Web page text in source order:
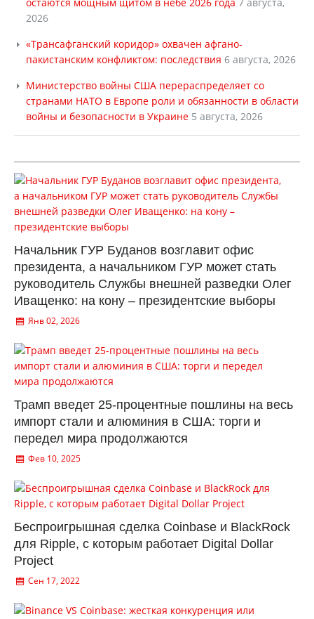
2026
«Трансафганский коридор» охвачен афгано-
пакистанским конфликтом: последствия 6 августа, 2026
Министерство войны США перераспределяет со
странами НАТО в Европе роли и обязанности в области
войны и безопасности в Украине 5 августа, 2026
Начальник ГУР Буданов возглавит офис
президента, а начальником ГУР может стать
руководитель Службы внешней разведки Олег
Иващенко: на кону – президентские выборы
Янв 02, 2026
Трамп введет 25-процентные пошлины на весь
импорт стали и алюминия в США: торги и
передел мира продолжаются
Фев 10, 2025
Беспроигрышная сделка Coinbase и BlackRock
для Ripple, с которым работает Digital Dollar
Project
Сен 17, 2022